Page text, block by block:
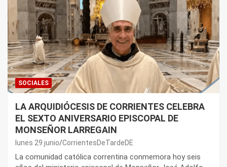
SOCIALES
LA ARQUIDIÓCESIS DE CORRIENTES CELEBRA
EL SEXTO ANIVERSARIO EPISCOPAL DE
MONSEÑOR LARREGAIN
lunes 29 junio CorrientesDeTardeDE
La comunidad católica correntina conmemora hoy seis